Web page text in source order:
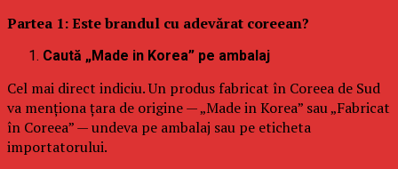
Partea 1: Este brandul cu adevărat coreean?
Caută „Made in Korea” pe ambalaj
Cel mai direct indiciu. Un produs fabricat în Coreea de Sud
va menționa țara de origine — „Made in Korea” sau „Fabricat
în Coreea” — undeva pe ambalaj sau pe eticheta
importatorului.